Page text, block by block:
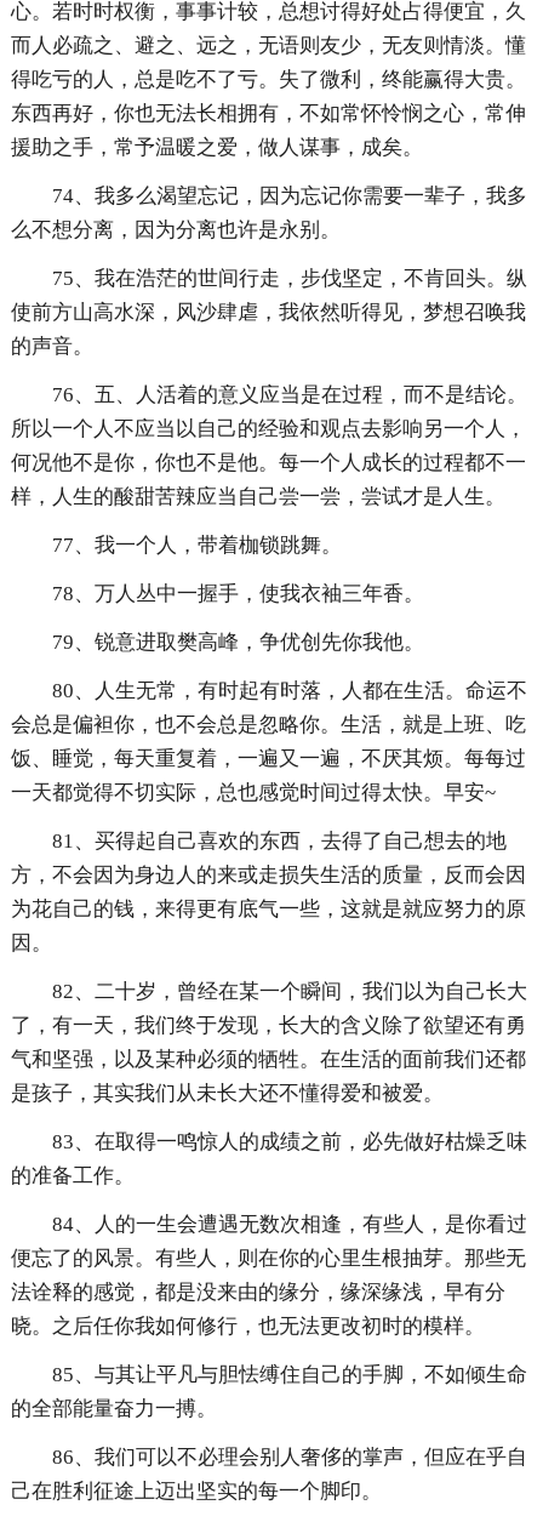
心。若时时权衡，事事计较，总想讨得好处占得便宜，久
而人必疏之、避之、远之，无语则友少，无友则情淡。懂
得吃亏的人，总是吃不了亏。失了微利，终能赢得大贵。
东西再好，你也无法长相拥有，不如常怀怜悯之心，常伸
援助之手，常予温暖之爱，做人谋事，成矣。
74、我多么渴望忘记，因为忘记你需要一辈子，我多
么不想分离，因为分离也许是永别。
75、我在浩茫的世间行走，步伐坚定，不肯回头。纵
使前方山高水深，风沙肆虐，我依然听得见，梦想召唤我
的声音。
76、五、人活着的意义应当是在过程，而不是结论。
所以一个人不应当以自己的经验和观点去影响另一个人，
何况他不是你，你也不是他。每一个人成长的过程都不一
样，人生的酸甜苦辣应当自己尝一尝，尝试才是人生。
77、我一个人，带着枷锁跳舞。
78、万人丛中一握手，使我衣袖三年香。
79、锐意进取樊高峰，争优创先你我他。
80、人生无常，有时起有时落，人都在生活。命运不
会总是偏袒你，也不会总是忽略你。生活，就是上班、吃
饭、睡觉，每天重复着，一遍又一遍，不厌其烦。每每过
一天都觉得不切实际，总也感觉时间过得太快。早安~
81、买得起自己喜欢的东西，去得了自己想去的地
方，不会因为身边人的来或走损失生活的质量，反而会因
为花自己的钱，来得更有底气一些，这就是就应努力的原
因。
82、二十岁，曾经在某一个瞬间，我们以为自己长大
了，有一天，我们终于发现，长大的含义除了欲望还有勇
气和坚强，以及某种必须的牺牲。在生活的面前我们还都
是孩子，其实我们从未长大还不懂得爱和被爱。
83、在取得一鸣惊人的成绩之前，必先做好枯燥乏味
的准备工作。
84、人的一生会遭遇无数次相逢，有些人，是你看过
便忘了的风景。有些人，则在你的心里生根抽芽。那些无
法诠释的感觉，都是没来由的缘分，缘深缘浅，早有分
晓。之后任你我如何修行，也无法更改初时的模样。
85、与其让平凡与胆怯缚住自己的手脚，不如倾生命
的全部能量奋力一搏。
86、我们可以不必理会别人奢侈的掌声，但应在乎自
己在胜利征途上迈出坚实的每一个脚印。